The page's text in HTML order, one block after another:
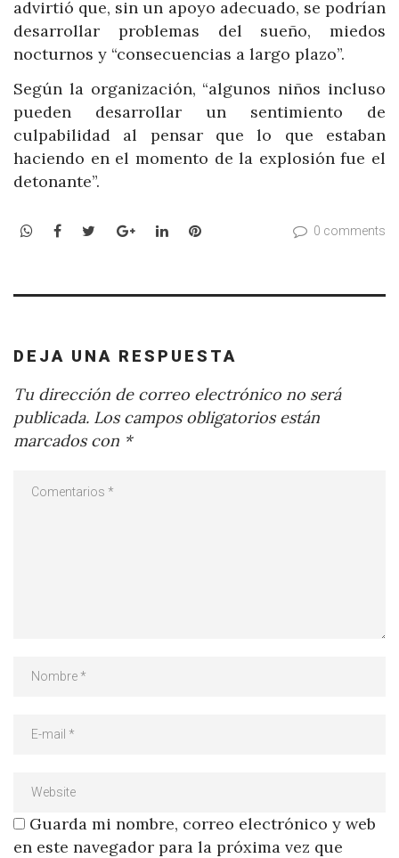
advirtió que, sin un apoyo adecuado, se podrían
desarrollar problemas del sueño, miedos
nocturnos y “consecuencias a largo plazo”.
Según la organización, “algunos niños incluso
pueden desarrollar un sentimiento de
culpabilidad al pensar que lo que estaban
haciendo en el momento de la explosión fue el
detonante”.
WhatsApp
Facebook
TwitterGoogle+LinkedInPinterest 0 comments
DEJA UNA RESPUESTA
Tu dirección de correo electrónico no será
publicada. Los campos obligatorios están
marcados con *
Guarda mi nombre, correo electrónico y web
en este navegador para la próxima vez que